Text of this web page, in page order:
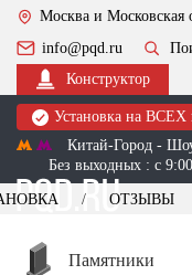
Москва и Московская
info@pqd.ru
Конструктор
Установка на ВСЕХ
Китай-Город -
Без выходных : с
+7 (495) 518-
ОТЗЫВЫ
Памятники